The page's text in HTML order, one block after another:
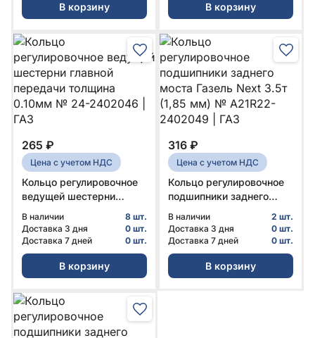
В корзину В корзину
265 ₽
Цена с учетом НДС
Кольцо регулировочное
ведущей шестерни
толщина 0.10мм № 24-
2402046 | ГАЗ
В наличии
8 шт.
Доставка 3 дня
0 шт.
Доставка 7 дней
0 шт.
В корзину
316 ₽
Цена с учетом НДС
Кольцо регулировочное
подшипники заднего
(1,85 мм) № А21R22-
2402049 | ГАЗ
В наличии
2 шт.
Доставка 3 дня
0 шт.
Доставка 7 дней
0 шт.
В корзину